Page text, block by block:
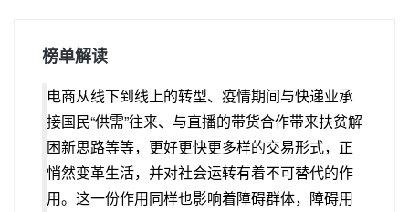
榜单解读
电商从线下到线上的转型、疫情期间与快递业承
接国民“供需”往来、与直播的带货合作带来扶贫解
困新思路等等，更好更快更多样的交易形式，正
悄然变革生活，并对社会运转有着不可替代的作
用。这一份作用同样也影响着障碍群体，障碍用